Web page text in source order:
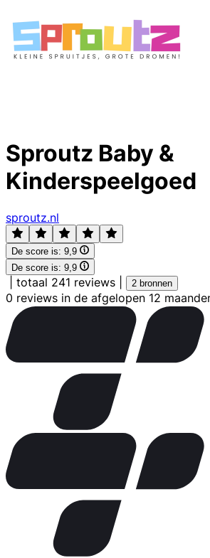
Sproutz Baby &
Kinderspeelgoed
sproutz.nl
De score is: 9,9
De score is: 9,9
totaal 241 reviews 2 bronnen
0 reviews in de afgelopen 12